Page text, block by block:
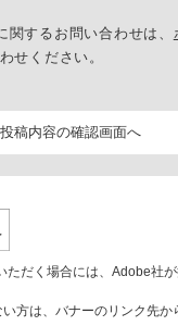
するお問い合わせは、
せください。
ただく場合には、Adobe社
方は、バナーのリンク先か